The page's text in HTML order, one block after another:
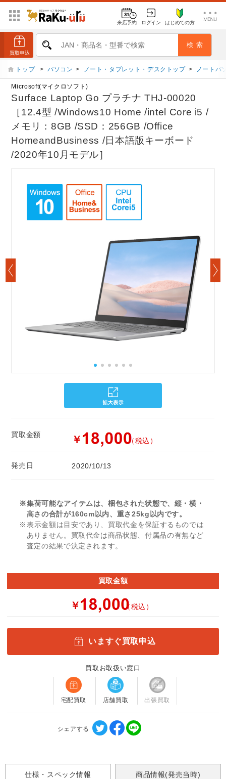
来店予約 ログイン はじめての方
トップ > パソコン > ノート・タブレット・デスクトップ > ノートパ
Microsoft(マイクロソフト)
Surface Laptop Go プラチナ THJ-00020
［12.4型 /Windows10 Home /intel Core i5 /
メモリ：8GB /SSD：256GB /Office
HomeandBusiness /日本語版キーボード
/2020年10月モデル］
買取金額 ￥ （税込）
発売日 2020/10/13
※集荷可能なアイテムは、梱包された状態で、縦・横・
高さの合計が160cm以内、重さ25kg以内です。
※表示金額は目安であり、買取代金を保証するものでは
ありません。買取代金は商品状態、付属品の有無など
査定の結果で決定されます。
買取金額
￥ （税込）
いますぐ買取申込
買取お取扱い窓口
宅配買取 店舗買取 出張買取
シェアする
仕様・スペック情報 商品情報(発売当時)